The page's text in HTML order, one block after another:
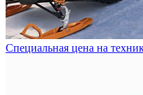
Специальная цена на